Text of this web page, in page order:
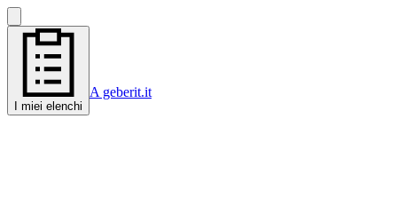
I miei elenchi
A geberit.it